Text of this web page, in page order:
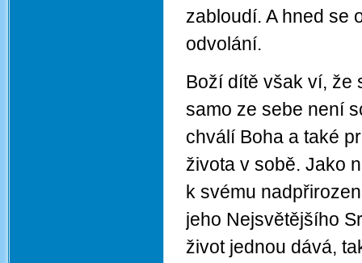
zabloudí. A hned se
odvolání.
Boží dítě však ví, že
samo ze sebe není
chválí Boha a také
života v sobě. Jako
k svému
jeho Nejsvětějšího
život jednou dává,